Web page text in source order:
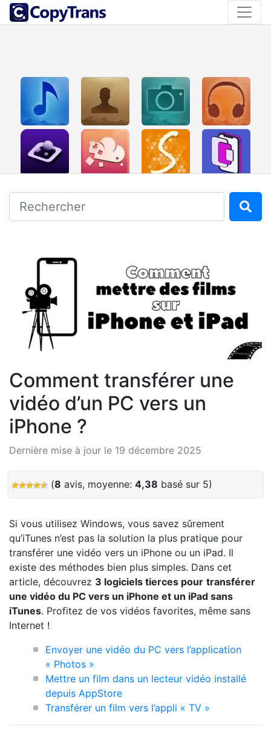
Comment transférer une
vidéo d’un PC vers un
iPhone ?
Dernière mise à jour le 19 décembre 2025
(8 avis, moyenne:4,38 basé sur 5)
Si vous utilisez Windows, vous savez sûrement
qu’iTunes n’est pas la solution la plus pratique pour
transférer une vidéo vers un iPhone ou un iPad. Il
existe des méthodes bien plus simples. Dans cet
article, découvrez 3 logiciels tierces pour transférer
une vidéo du PC vers un iPhone et un iPad sans
iTunes. Profitez de vos vidéos favorites, même sans
Internet !
Envoyer une vidéo du PC vers l’application
« Photos »
Mettre un film dans un lecteur vidéo installé
depuis AppStore
Transférer un film vers l’appli « TV »